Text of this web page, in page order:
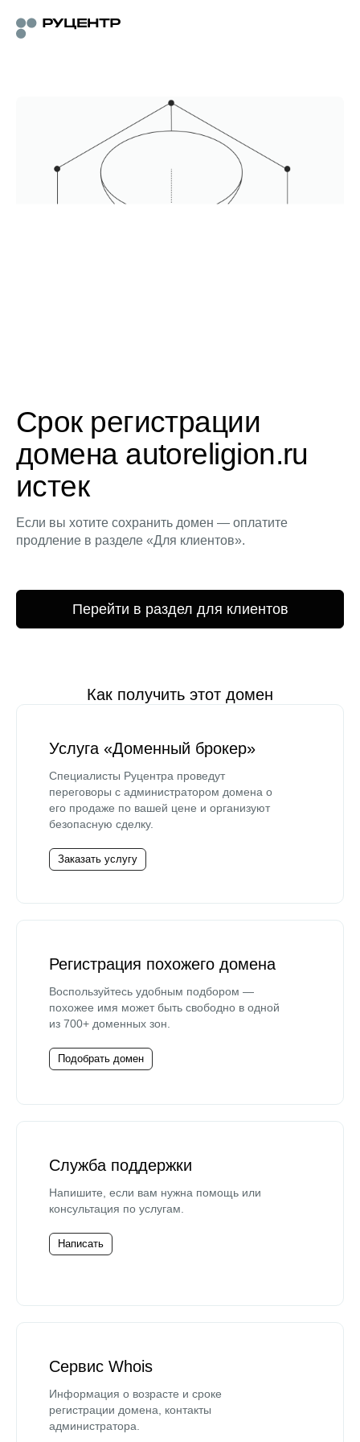
Срок регистрации
домена autoreligion.ru
истек
Если вы хотите сохранить домен — оплатите
продление в разделе «Для клиентов».
Перейти в раздел для клиентов
Как получить этот домен
Услуга «Доменный брокер»
Специалисты Руцентра проведут
переговоры с администратором домена о
его продаже по вашей цене и организуют
безопасную сделку.
Заказать услугу
Регистрация похожего домена
Воспользуйтесь удобным подбором —
похожее имя может быть свободно в одной
из 700+ доменных зон.
Подобрать домен
Служба поддержки
Напишите, если вам нужна помощь или
консультация по услугам.
Написать
Сервис Whois
Информация о возрасте и сроке
регистрации домена, контакты
администратора.